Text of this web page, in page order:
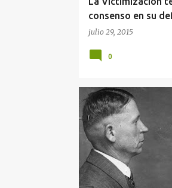
consenso en su
julio 29, 2015
0
AGENDA DEL CRIMEN